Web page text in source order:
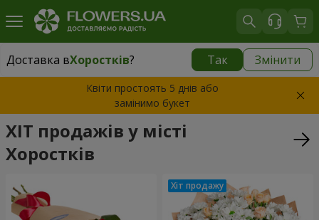
Доставка вХоростків? Так Змінити
Доставка вХоростків|
Квіти простоять 5 днів або
замінимо букет
ХІТ продажів у місті
Хоростків